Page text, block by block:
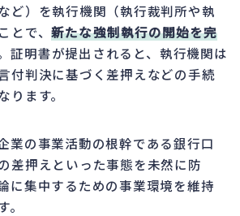
ど）を執行機関（執行裁判所や執
とで、新たな強制執行の開始を完
証明書が提出されると、執行機関は
付判決に基づく差押えなどの手続
ります。
業の事業活動の根幹である銀行口
差押えといった事態を未然に防
に集中するための事業環境を維持